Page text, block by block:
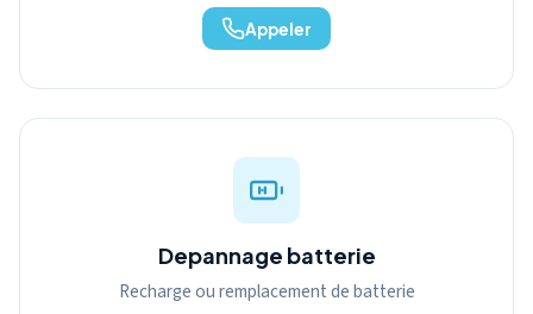
Appeler
Depannage batterie
Recharge ou remplacement de batterie